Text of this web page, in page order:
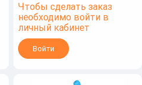
Чтобы сделать заказ
необходимо войти в
личный кабинет
Войти